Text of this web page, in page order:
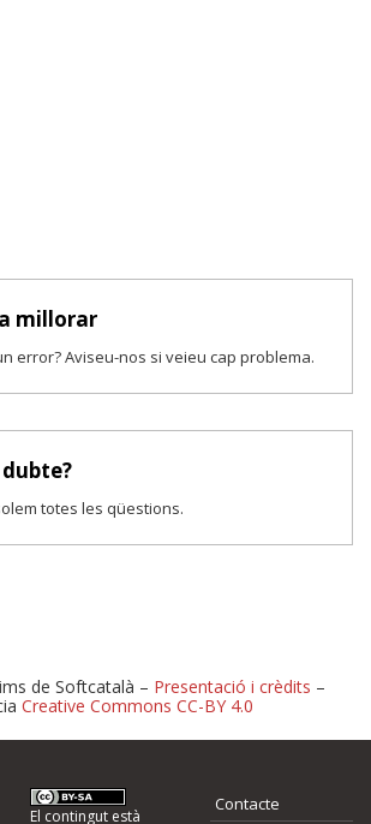
millorar
error? Aviseu-nos si veieu cap problema.
totes les qüestions.
nos millores o
de Softcatalà – Presentació i crèdits –
Creative Commons CC-BY 4.0
El contingut està
Contacte